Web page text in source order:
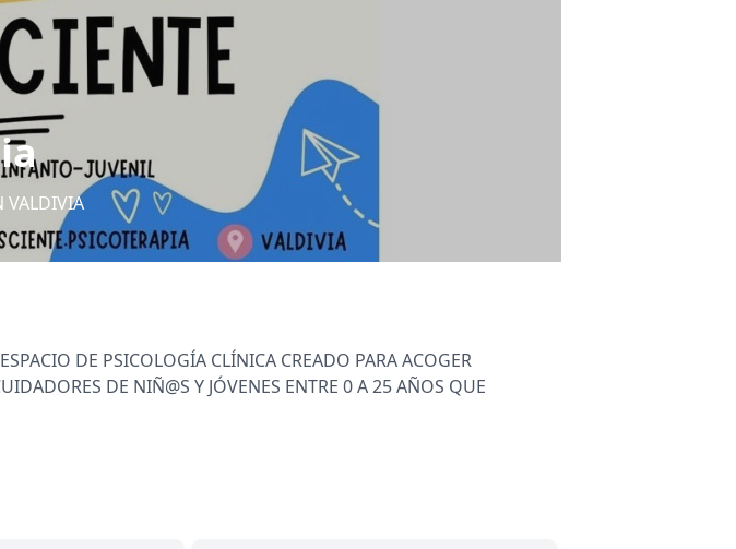
VALDIVIA
DE PSICOLOGÍA CLÍNICA CREADO PARA ACOGER
DE NIÑ@S Y JÓVENES ENTRE 0 A 25 AÑOS QUE